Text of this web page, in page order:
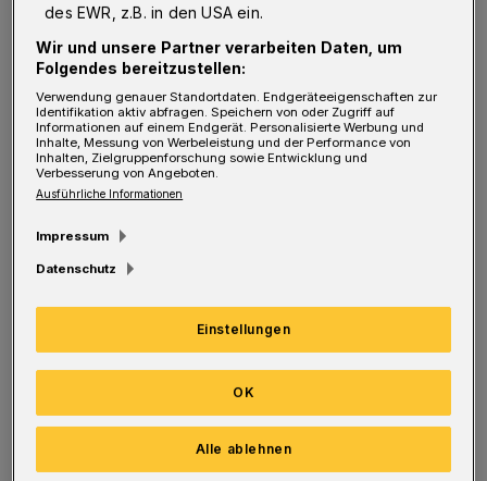
schafft so frühe Begegnungen zwischen
motivierten Jugendlichen und ihren
potenziellen Arbeitgebern von morgen“, heißt
es in der Pressemitteilung der Körber-
Stiftung. Die feierliche Auszeichnung der
Gewinnerprojekte und die Übergabe des
Entwicklung neuer Ideen und Vorhaben fand
in Hamburg statt.
„In unseren Kursen greifen wir aktuelle
Themen auf, um MINT und den Lebensalltag
der Schülerinnen und Schüler zu verbinden.
Wir beobachten die Trends auf Social Media
und bespielen auch neue Kanäle“, so
des EWR, z.B. in den USA ein.
Wir und unsere Partner verarbeiten Daten, um
Folgendes bereitzustellen:
Verwendung genauer Standortdaten. Endgeräteeigenschaften zur
Identifikation aktiv abfragen. Speichern von oder Zugriff auf
Informationen auf einem Endgerät. Personalisierte Werbung und
Inhalte, Messung von Werbeleistung und der Performance von
Inhalten, Zielgruppenforschung sowie Entwicklung und
Verbesserung von Angeboten.
Ausführliche Informationen
Impressum
Datenschutz
Einstellungen
Alle ablehnen
OK